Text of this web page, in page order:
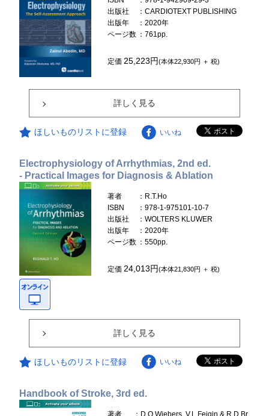
出版社
：CARDIOTEXT PUBLISHING
出版年
：2020年
ページ数 ：761pp.
定価 25,223円(本体22,930円 ＋ 税)
詳しく見る
ほしいものリストに登録 いいね
Electrophysiology of Arrhythmias, 2nd ed.
- Practical Images for Diagnosis & Ablation
著者
：R.T.Ho
ISBN
：978-1-975101-10-7
出版社
：WOLTERS KLUWER
出版年
：2020年
ページ数 ：550pp.
定価24,013円(本体21,830円 ＋ 税)
詳しく見る
ほしいものリストに登録 いいね
Handbook of Stroke, 3rd ed.
著者 ：D.O.Wiebers, V.L.Feigin & R.D.Br